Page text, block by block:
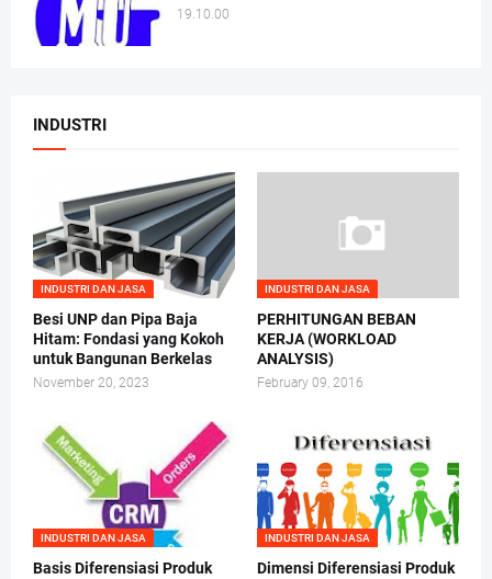
19.10.00
INDUSTRI
INDUSTRI DAN JASA
Besi UNP dan Pipa Baja
Hitam: Fondasi yang Kokoh
untuk Bangunan Berkelas
November 20, 2023
INDUSTRI DAN JASA
PERHITUNGAN BEBAN
KERJA (WORKLOAD
ANALYSIS)
February 09, 2016
INDUSTRI DAN JASA
Basis Diferensiasi Produk
INDUSTRI DAN JASA
Dimensi Diferensiasi Produk